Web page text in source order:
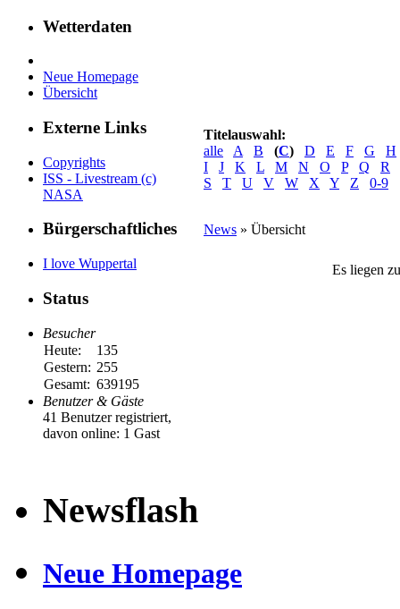
Wetterdaten
Neue Homepage
Übersicht
Externe Links
Copyrights
ISS - Livestream (c)
NASA
Bürgerschaftliches
I love Wuppertal
Status
Besucher
Heute:
135
Gestern: 255
Gesamt: 639195
Benutzer & Gäste
41 Benutzer registriert,
davon online: 1 Gast
Titelauswahl:
alle
A B (C) D E F G
H
I
J K L M N O P Q
R
S
T U V W X Y Z 0-9
News » Übersicht
Es liegen
Newsflash
Neue Homepage